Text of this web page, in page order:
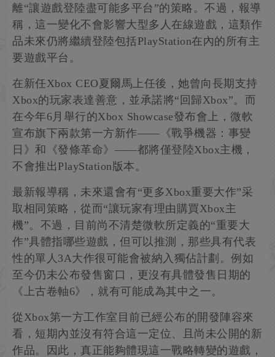
離“讓遊戲登陸盡可能多平台”的策略。不過，報導
稱，這一變化不會影響大型多人在線遊戲，這類作
品未來仍將繼續登陸包括PlayStation在內的所有主
要遊戲平台。
在新任Xbox CEO夏爾馬上任後，她曾向長期支持
Xbox的玩家表達善意，並承諾將“回歸Xbox”。而
在今年6月舉行的Xbox Showcase發布會上，微軟
宣布旗下兩款第一方新作——《戰爭機器：事變
日》和《發條革命》——都將僅登陸Xbox主機，
不會推出PlayStation版本。
最新報導稱，未來還會有“更多Xbox重要大作”采
取相同策略，從而“讓玩家有理由購買Xbox主
機”。不過，目前尚不清楚微軟所定義的“重要大
作”具體指哪些遊戲，但可以推測，那些具有代表
性的單人3A大作很可能會被納入獨佔計劃。例如
至今仍未公布發售窗口，更沒有具體發售日期的
《上古卷軸6》，就有可能成為其中之一。
從Xbox第一方工作室目前已經公布的開發陣容來
看，短期內並沒有符合這一定位、且尚未公開的新
作品。因此，真正能夠體現這一戰略轉變的遊戲，